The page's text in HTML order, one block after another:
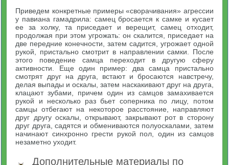
Приведем конкретные примеры «сворачивания» агрессии
у павиана гамадрила: самец бросается к самке и кусает
ее за холку, та приседает и верещит, самец отходит,
продолжая при этом угрожать: он скалится, приседает на
две передние конечности, затем садится, угрожает одной
рукой, пристально смотрит в направлении самки. После
этого поведение самца переходит в другую сферу
активности. Еще один пример: два самца пристально
смотрят друг на друга, встают и бросаются навстречу,
делая выпады и оскалы, затем наскакивают друг на друга,
клацают зубами, причем один из самцов замахивается
рукой и несколько раз бьет соперника по лицу, потом
самцы отбегают на некоторое расстояние, направляют
друг другу оскалы, открывают, закрывают рот в сторону
друг друга, садятся и обмениваются полуоскалами, затем
начинают синхронно грести рукой пол, один из самцов
незаметно уходит.
Дополнительные материалы по